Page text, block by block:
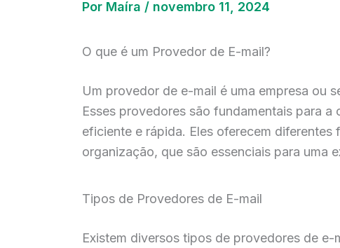
Por Maíra / novembro 11, 2024
O que é um Provedor de E-mail?
Um provedor de e-mail é uma empresa ou
Esses provedores são fundamentais para
eficiente e rápida. Eles oferecem
organização, que são essenciais para uma
Tipos de Provedores de E-mail
Existem diversos tipos de provedores de